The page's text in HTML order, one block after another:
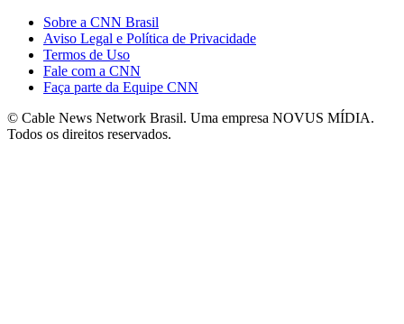
Sobre a CNN Brasil
Aviso Legal e Política de Privacidade
Termos de Uso
Fale com a CNN
Faça parte da Equipe CNN
© Cable News Network Brasil. Uma empresa NOVUS MÍDIA.
Todos os direitos reservados.